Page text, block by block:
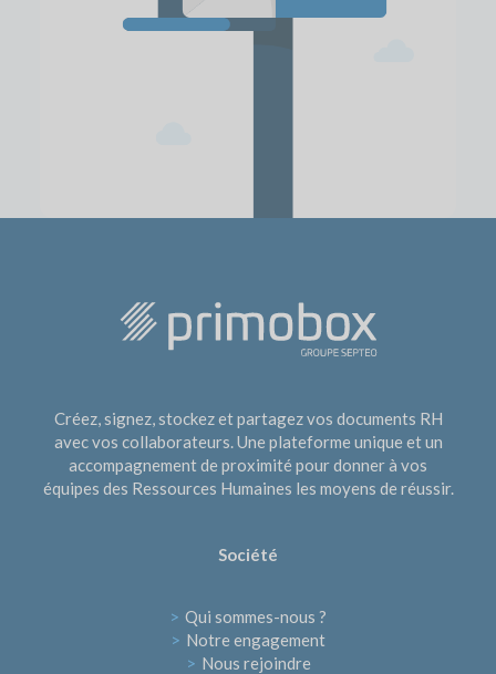
Créez, signez, stockez et partagez vos documents RH
avec vos collaborateurs. Une plateforme unique et un
accompagnement de proximité pour donner à vos
équipes des Ressources Humaines les moyens de réussir.
Société
> Qui sommes-nous ?
> Notre engagement
> Nous rejoindre